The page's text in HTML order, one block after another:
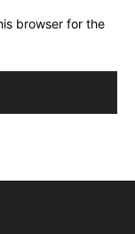
browser for the